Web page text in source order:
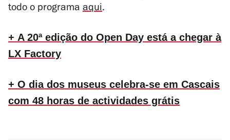
todo o programa aqui.
+ A 20ª edição do Open Day está a chegar à
LX Factory
+ O dia dos museus celebra-se em Cascais
com 48 horas de actividades grátis